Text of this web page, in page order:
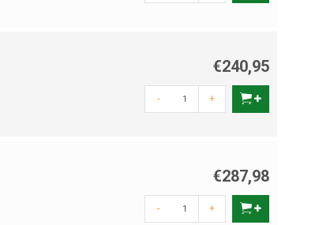
€240,95
- +
€287,98
- +